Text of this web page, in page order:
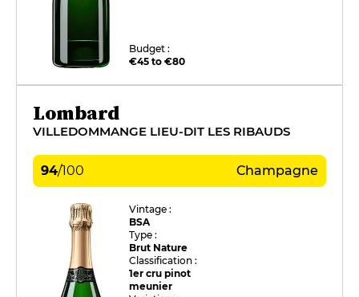
Budget :
€45 to €80
Lombard
VILLEDOMMANGE LIEU-DIT LES RIBAUDS
94/100 Champagne
Vintage :
BSA
Type :
Brut Nature
Classification :
1er cru pinot
meunier